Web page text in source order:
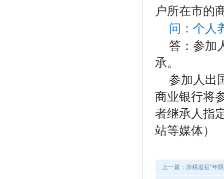
户所在市的
问：个人
答：参加
承。
参加人出
商业银行将
者继承人指
站等媒体）
上一篇：涉税追征“年限